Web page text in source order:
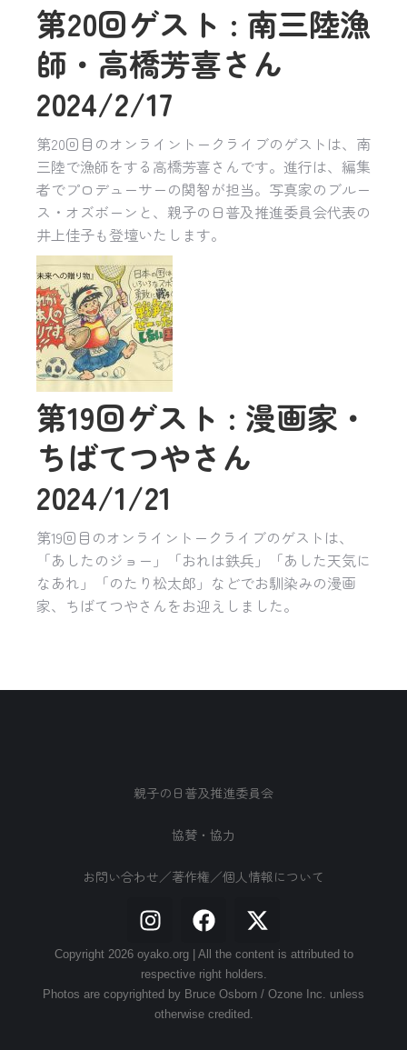
第20回ゲスト : 南三陸漁
師・高橋芳喜さん
2024/2/17
第20回目のオンライントークライブのゲストは、南
三陸で漁師をする高橋芳喜さんです。進行は、編集
者でプロデューサーの関智が担当。写真家のブルー
ス・オズボーンと、親子の日普及推進委員会代表の
井上佳子も登壇いたします。
第19回ゲスト : 漫画家・
ちばてつやさん
2024/1/21
第19回目のオンライントークライブのゲストは、
「あしたのジョー」「おれは鉄兵」「あした天気に
なあれ」「のたり松太郎」などでお馴染みの漫画
家、ちばてつやさんをお迎えしました。
親子の日普及推進委員会
協賛・協力
お問い合わせ／著作権／個人情報について
Copyright 2026 oyako.org | All the content is attributed to
respective right holders.
Photos are copyrighted by Bruce Osborn / Ozone Inc. unless
otherwise credited.